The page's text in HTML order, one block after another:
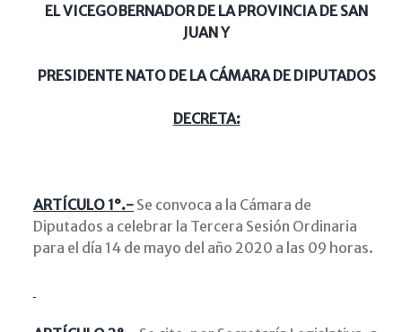
EL VICEGOBERNADOR DE LA PROVINCIA DE SAN
JUAN Y
PRESIDENTE NATO DE LA CÁMARA DE DIPUTADOS
DECRETA:
ARTÍCULO 1°.- Se convoca a la Cámara de
Diputados a celebrar la Tercera Sesión Ordinaria
para el día 14 de mayo del año 2020 a las 09 horas.